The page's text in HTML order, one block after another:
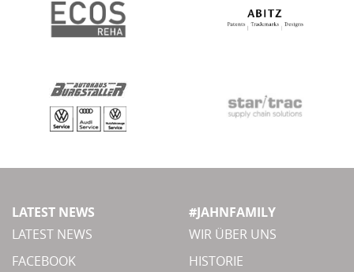
LATEST NEWS
LATEST NEWS
FACEBOOK
#JAHNFAMILY
WIR ÜBER UNS
HISTORIE